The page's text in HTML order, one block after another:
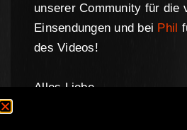
unserer Community für die
Einsendungen und bei Phil
des Videos!
Alles Liebe